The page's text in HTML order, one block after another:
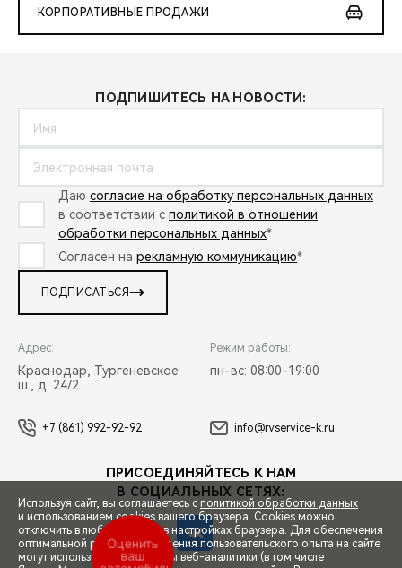
КОРПОРАТИВНЫЕ ПРОДАЖИ
ПОДПИШИТЕСЬ НА НОВОСТИ:
Даю согласие на обработку персональных данных
в соответствии с политикой в отношении
обработки персональных данных*
Согласен на рекламную коммуникацию*
ПОДПИСАТЬСЯ
Адрес:
Краснодар, Тургеневское
ш., д. 24/2
Режим работы:
пн-вс: 08:00-19:00
+7 (861) 992-92-92 info@rvservice-k.ru
ПРИСОЕДИНЯЙТЕСЬ К НАМ
В СОЦИАЛЬНЫХ СЕТЯХ:
Используя сайт, вы соглашаетесь с политикой обработки данных
и использованием cookies вашего браузера. Cookies можно
отключить в любой момент в настройках браузера. Для обеспечения
оптимальной работы и улучшения пользовательского опыта на сайте
могут использоваться системы веб-аналитики (в том числе
Оценить
ваш